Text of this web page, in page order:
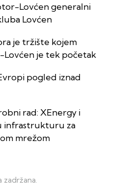
Lovćen generalni
Lovćen
je tržište kojem
je tek početak
pogled iznad
rad: XEnergy i
infrastrukturu za
mrežom
zadržana.